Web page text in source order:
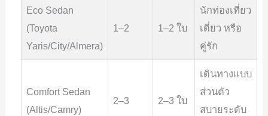
Eco Sedan
(Toyota
Yaris/City/Almera)
1–2 1–2 ใบ
นักท่องเที่ยว
เดี่ยว หรือ
คู่รัก
Comfort Sedan
(Altis/Camry)
2–3 2–3 ใบ
เดินทางแบบ
ส่วนตัว
สบายระดับ